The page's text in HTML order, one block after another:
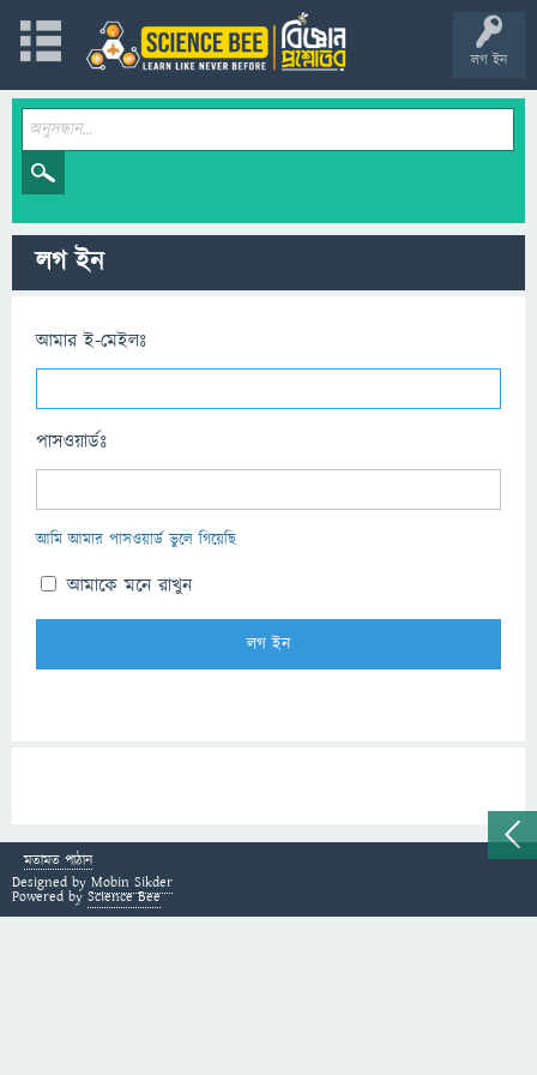
লগ ইন
লগ ইন
আমার ই-মেইলঃ
পাসওয়ার্ডঃ
আমি আমার পাসওয়ার্ড ভুলে গিয়েছি
আমাকে মনে রাখুন
মতামত পাঠান
Designed by Mobin Sikder
Powered by Science Bee